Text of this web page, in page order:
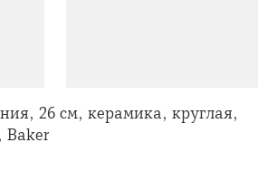
26 см, керамика, круглая,
Baker